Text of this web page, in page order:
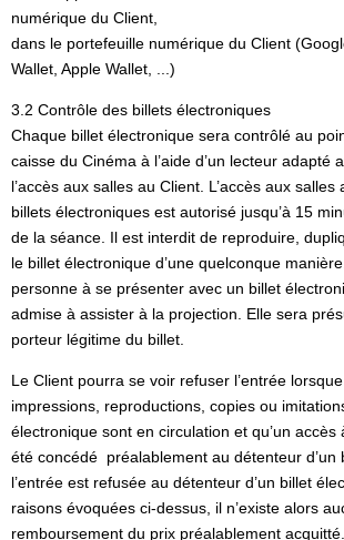
numérique du Client,
dans le portefeuille numérique du Client
Wallet, Apple Wallet, ...)
3.2 Contrôle des billets électroniques
Chaque billet électronique sera contrôlé au
caisse du Cinéma à l’aide d’un lecteur adapté
l’accès aux salles au Client. L’accès aux
billets électroniques est autorisé jusqu’à 15
de la séance. Il est interdit de reproduire,
le billet électronique d’une quelconque
personne à se présenter avec un billet
admise à assister à la projection. Elle sera
porteur légitime du billet.
Le Client pourra se voir refuser l’entrée
impressions, reproductions, copies ou
électronique sont en circulation et qu’un accès
été concédé préalablement au détenteur d’un
l’entrée est refusée au détenteur d’un billet
raisons évoquées ci-dessus, il n’existe alors
remboursement du prix préalablement